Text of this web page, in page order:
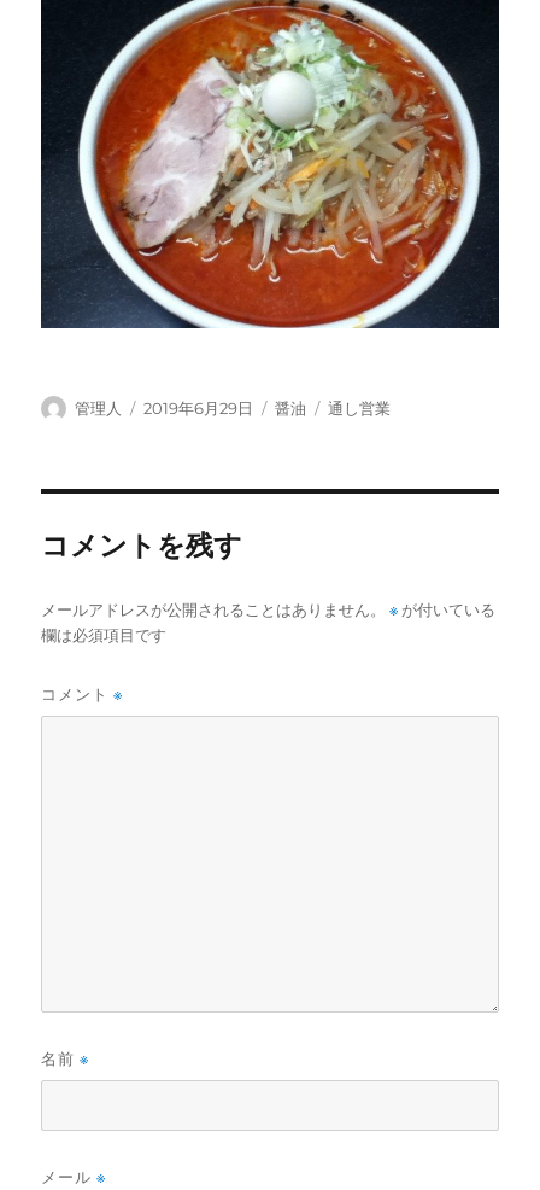
投
管理人
投
2019年6月29日
カ
醤油
タ
通し営業
コメントを残す
メールアドレスが公開されることはありません。 ※ が付いている
欄は必須項目です
コメント※
名前※
メール※